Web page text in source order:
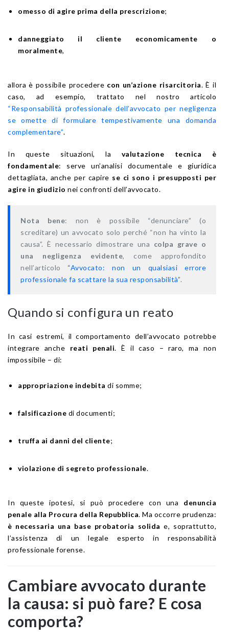
omesso di agire prima della prescrizione;
danneggiato il cliente economicamente o
moralmente,
allora è possibile procedere con un’azione risarcitoria. È il
caso, ad esempio, trattato nel nostro articolo
“Responsabilità professionale dell’avvocato per negligenza
se omette di formulare tempestivamente una domanda
complementare”.
In queste situazioni, la valutazione tecnica è
fondamentale: serve un’analisi documentale e giuridica
dettagliata, anche per capire se ci sono i presupposti per
agire in giudizio nei confronti dell’avvocato.
Nota bene: non è possibile “denunciare” (o
screditare) un avvocato solo perché “non ha vinto la
causa”. È necessario dimostrare una colpa grave o
una negligenza evidente, come approfondito
nell’articolo “Avvocato: non un qualsiasi errore
professionale fa scattare la sua responsabilità”.
Quando si configura un reato
In casi estremi, il comportamento dell’avvocato potrebbe
integrare anche reati penali. È il caso – raro, ma non
impossibile – di:
appropriazione indebita di somme;
falsificazione di documenti;
truffa ai danni del cliente;
violazione di segreto professionale.
In queste ipotesi, si può procedere con una denuncia
penale alla Procura della Repubblica. Ma occorre prudenza:
è necessaria una base probatoria solida e, soprattutto,
l’assistenza di un legale esperto in responsabilità
professionale forense.
Cambiare avvocato durante
la causa: si può fare? E cosa
comporta?